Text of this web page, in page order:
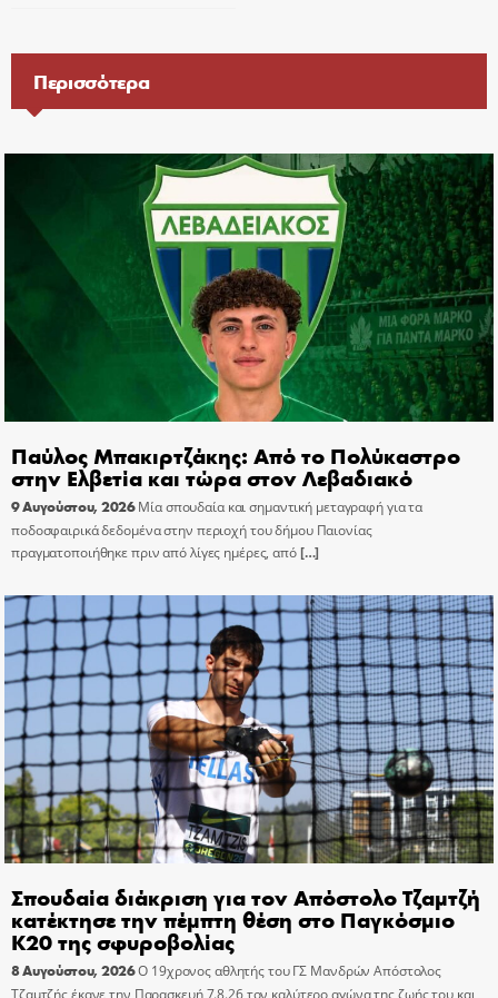
Περισσότερα
Παύλος Μπακιρτζάκης: Από το Πολύκαστρο
στην Ελβετία και τώρα στον Λεβαδιακό
9 Αυγούστου, 2026 Μία σπουδαία και σημαντική μεταγραφή για τα
ποδοσφαιρικά δεδομένα στην περιοχή του δήμου Παιονίας
πραγματοποιήθηκε πριν από λίγες ημέρες, από[…]
Σπουδαία διάκριση για τον Απόστολο Τζαμτζή
κατέκτησε την πέμπτη θέση στο Παγκόσμιο
Κ20 της σφυροβολίας
8 Αυγούστου, 2026Ο 19χρονος αθλητής του ΓΣ Μανδρών Απόστολος
Τζαμτζής έκανε την Παρασκευή 7.8.26 τον καλύτερο αγώνα της ζωής του και